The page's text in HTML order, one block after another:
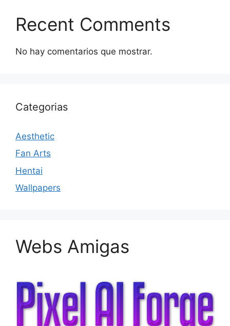
Recent Comments
No hay comentarios que mostrar.
Categorias
Aesthetic
Fan Arts
Hentai
Wallpapers
Webs Amigas